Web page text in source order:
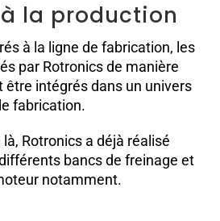
la production
à la ligne de fabrication, les
par Rotronics de manière
être intégrés dans un univers
fabrication.
Rotronics a déjà réalisé
bancs de freinage et
notamment.